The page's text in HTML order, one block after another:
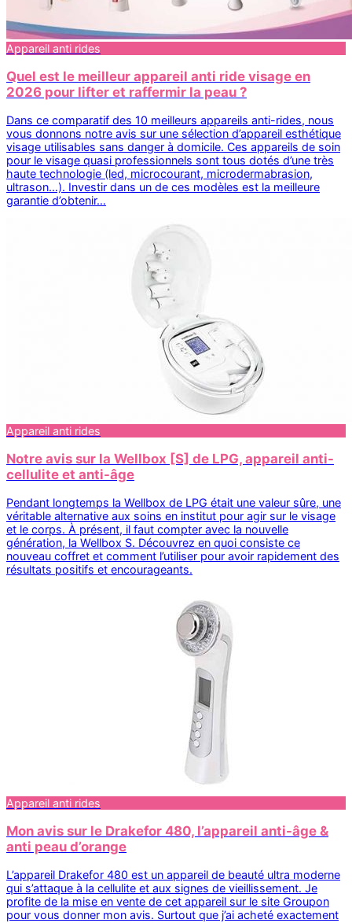
Appareil anti rides
Quel est le meilleur appareil anti ride visage en
2026 pour lifter et raffermir la peau ?
Dans ce comparatif des 10 meilleurs appareils anti-rides, nous
vous donnons notre avis sur une sélection d’appareil esthétique
visage utilisables sans danger à domicile. Ces appareils de soin
pour le visage quasi professionnels sont tous dotés d’une très
haute technologie (led, microcourant, microdermabrasion,
ultrason…). Investir dans un de ces modèles est la meilleure
garantie d’obtenir…
Appareil anti rides
Notre avis sur la Wellbox [S] de LPG, appareil anti-
cellulite et anti-âge
Pendant longtemps la Wellbox de LPG était une valeur sûre, une
véritable alternative aux soins en institut pour agir sur le visage
et le corps. À présent, il faut compter avec la nouvelle
génération, la Wellbox S. Découvrez en quoi consiste ce
nouveau coffret et comment l’utiliser pour avoir rapidement des
résultats positifs et encourageants.
Appareil anti rides
Mon avis sur le Drakefor 480, l’appareil anti-âge &
anti peau d’orange
L’appareil Drakefor 480 est un appareil de beauté ultra moderne
qui s’attaque à la cellulite et aux signes de vieillissement. Je
profite de la mise en vente de cet appareil sur le site Groupon
pour vous donner mon avis. Surtout que j’ai acheté exactement